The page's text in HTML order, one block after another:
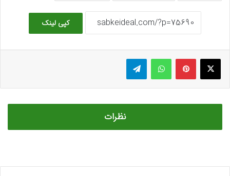
کپی لینک
ایکس پینتریستواتس آپ تلگرام
نظرات